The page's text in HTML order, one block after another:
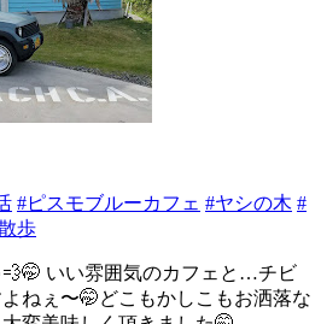
#ピスモブルーカフェ #ヤシの木 #
歩
いい雰囲気のカフェと…チビ
ねぇ〜🤭どこもかしこもお洒落な